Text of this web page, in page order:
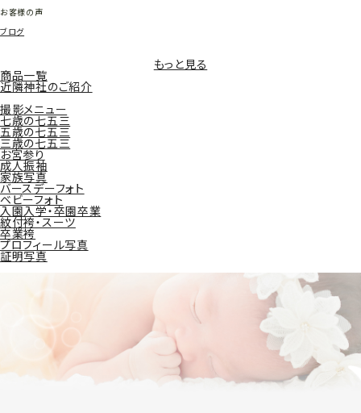
お客様の声
ブログ
もっと見る
商品一覧
近隣神社のご紹介
撮影メニュー
七歳の七五三
五歳の七五三
三歳の七五三
お宮参り
成人振袖
家族写真
バースデーフォト
ベビーフォト
入園入学・卒園卒業
紋付袴・スーツ
卒業袴
プロフィール写真
証明写真